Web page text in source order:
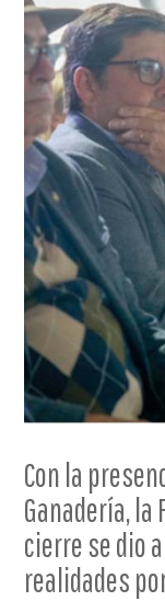
Con la
Ganadería,
cierre se dio
realidades